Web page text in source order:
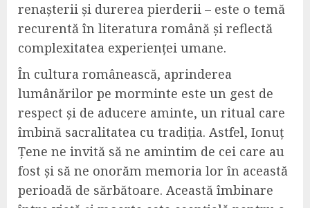
renașterii și durerea pierderii – este o temă
recurentă în literatura română și reflectă
complexitatea experienței umane.
În cultura românească, aprinderea
lumânărilor pe morminte este un gest de
respect și de aducere aminte, un ritual care
îmbină sacralitatea cu tradiția. Astfel, Ionuț
Țene ne invită să ne amintim de cei care au
fost și să ne onorăm memoria lor în această
perioadă de sărbătoare. Această îmbinare